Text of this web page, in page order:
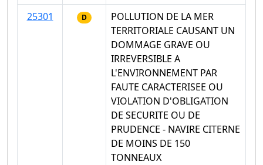
25301
D
POLLUTION DE LA MER
TERRITORIALE CAUSANT UN
DOMMAGE GRAVE OU
IRREVERSIBLE A
L'ENVIRONNEMENT PAR
FAUTE CARACTERISEE OU
VIOLATION D'OBLIGATION
DE SECURITE OU DE
PRUDENCE - NAVIRE CITERNE
DE MOINS DE 150
TONNEAUX